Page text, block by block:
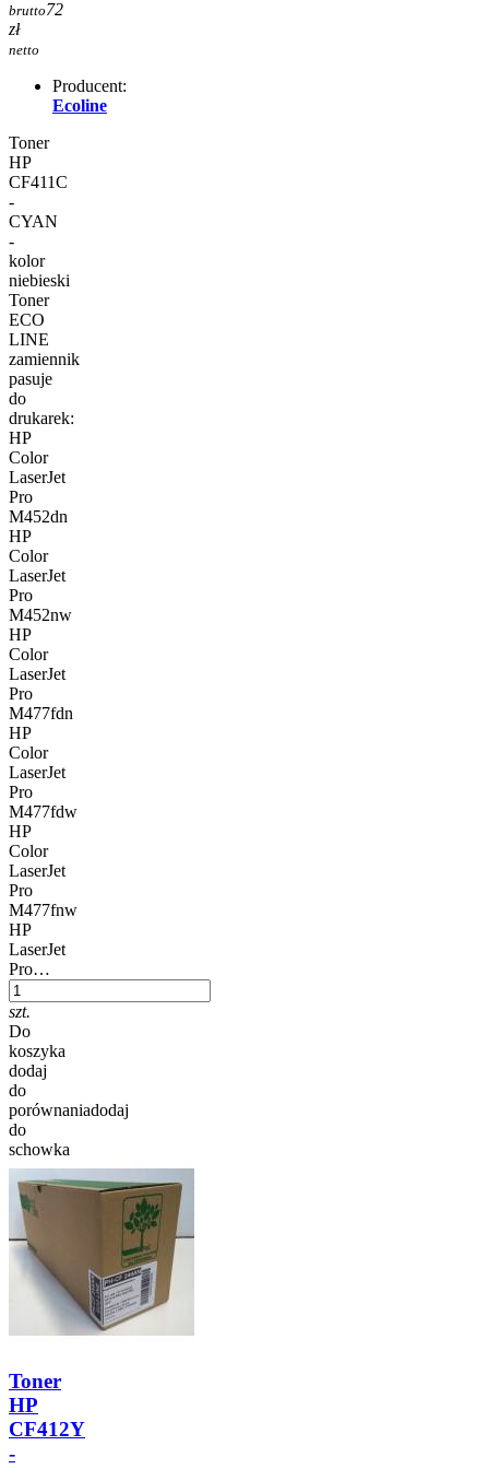
brutto72
zł
netto
Producent:
Ecoline
Toner
HP
CF411C
-
CYAN
-
kolor
niebieski
Toner
ECO
LINE
zamiennik
pasuje
do
drukarek:
HP
Color
LaserJet
Pro
M452dn
HP
Color
LaserJet
Pro
M452nw
HP
Color
LaserJet
Pro
M477fdn
HP
Color
LaserJet
Pro
M477fdw
HP
Color
LaserJet
Pro
M477fnw
HP
LaserJet
Pro…
szt.
Do
koszyka
dodaj
do
porównaniadodaj
do
schowka
Toner
HP
CF412Y
-